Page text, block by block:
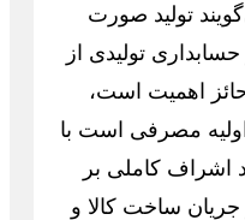
تولید صورت
تولیدی از
اهمیت است،
اولیه مصرفی است با
اشراف کاملی بر
جریان ساخت کالا و